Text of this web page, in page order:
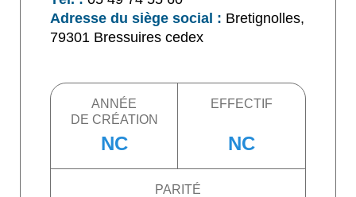
Adresse du siège social : Bretignolles,
79301 Bressuires cedex
ANNÉE
DE CRÉATION
NC
EFFECTIF
NC
PARITÉ